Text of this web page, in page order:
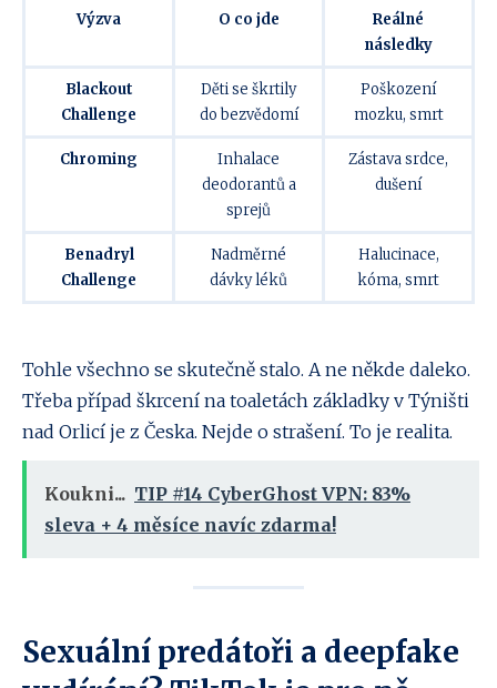
Výzva O co jde
Reálné
následky
Blackout
Challenge
Děti se škrtily
do bezvědomí
Poškození
mozku, smrt
Chroming
Inhalace
deodorantů a
sprejů
Zástava srdce,
dušení
Benadryl
Challenge
Nadměrné
dávky léků
Halucinace,
kóma, smrt
Tohle všechno se skutečně stalo. A ne někde daleko.
Třeba případ škrcení na toaletách základky v Týništi
nad Orlicí je z Česka. Nejde o strašení. To je realita.
Koukni... TIP #14 CyberGhost VPN: 83%
sleva + 4 měsíce navíc zdarma!
Sexuální predátoři a deepfake